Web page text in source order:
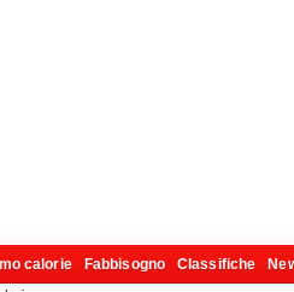
calorie Fabbisogno Classifiche